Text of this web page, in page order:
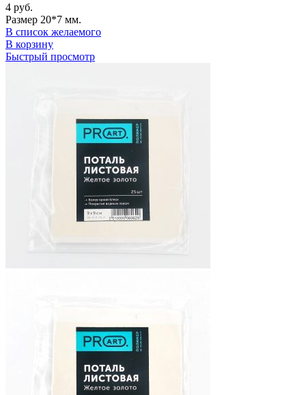
4 руб.
Размер 20*7 мм.
В список желаемого
В корзину
Быстрый просмотр